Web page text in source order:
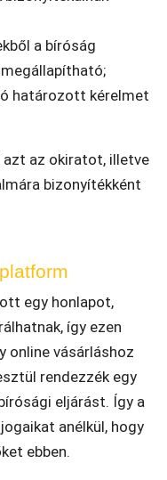
a bíróság
határozott kérelmet
azt az okiratot, illetve
bizonyítékként
egy honlapot,
így ezen
online vásárláshoz
rendezzék egy
eljárást. Így a
anélkül, hogy
ebben.